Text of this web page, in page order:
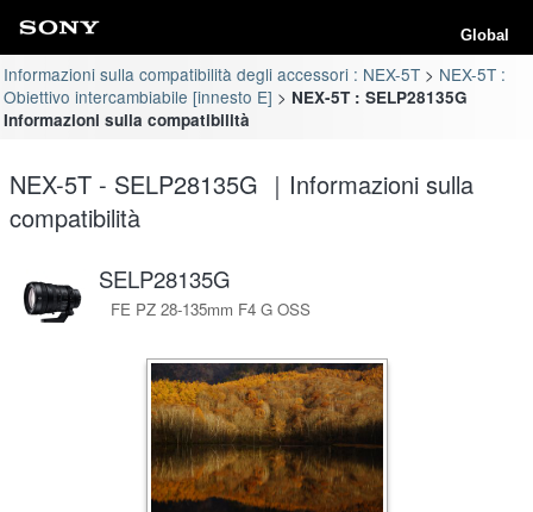
Global
Informazioni sulla compatibilità degli accessori : NEX-5T
NEX-5T :
Obiettivo intercambiabile [innesto E]
NEX-5T : SELP28135G
Informazioni sulla compatibilità
NEX-5T - SELP28135G ｜Informazioni sulla
compatibilità
SELP28135G
FE PZ 28-135mm F4 G OSS